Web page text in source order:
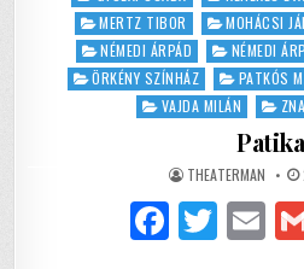
MERTZ TIBOR
MOHÁCSI
NÉMEDI ÁRPÁD
NÉMEDI
ÖRKÉNY SZÍNHÁZ
PATKÓS
VAJDA MILÁN
Patika
AUTHOR:
THEATERMAN
F T E